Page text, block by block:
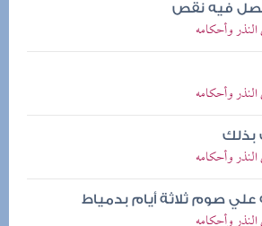
فيه نقص
وأحكامه
وأحكامه
بذلك
وأحكامه
علي صوم ثلاثة أيام بدمياط